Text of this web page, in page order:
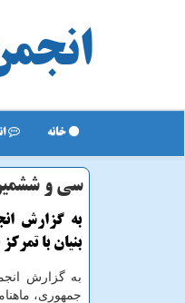
خانه
سی و ششمین
به گزارش
بنیان با
به گزارش
جمهوری،